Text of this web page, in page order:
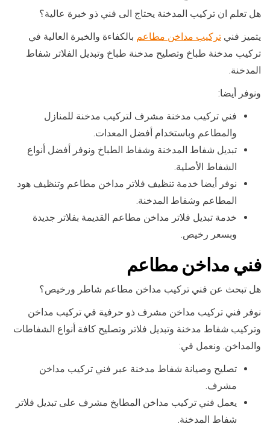
هل تعلم ان تركيب المدخنة يحتاج الى فني ذو خبرة عالية؟
يتميز فني تركيب مداخن مطاعم بالكفاءة والخبرة العالية في
تركيب مدخنة طباخ وتصليح مدخنة طباخ وتبديل الفلاتر شفاط
المدخنة.
ونوفر أيضا:
فني تركيب مدخنة مشرف لتركيب مدخنة للمنازل
والمطاعم وباستخدام أفضل المعدات.
تبديل شفاط المدخنة وشفاط الطباخ ونوفر أفضل أنواع
الشفاط الأصلية.
نوفر أيضا خدمة تنظيف فلاتر مداخن مطاعم وتنظيف هود
المطاعم وشفاط المدخنة.
خدمة تبديل فلاتر مداخن مطاعم القديمة بفلاتر جديدة
وبسعر رخيص.
فني مداخن مطاعم
هل تبحث عن فني تركيب مداخن مطاعم شاطر ورخيص؟
نوفر فني تركيب مداخن مشرف ذو حرفية في تركيب مداخن
وتركيب شفاط مدخنة وتبديل فلاتر وتصليح كافة أنواع الشفاطات
والمداخن. ونعمل في:
تصليح وصيانة شفاط مدخنة عبر فني تركيب مداخن
مشرف.
يعمل فني تركيب مداخن المطابخ مشرف على تبديل فلاتر
شفاط المدخنة.